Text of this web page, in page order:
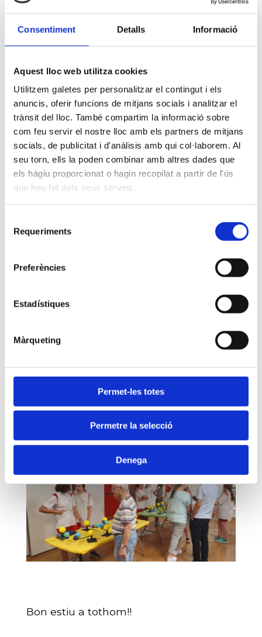
Consentiment Detalls Informació
Aquest lloc web utilitza cookies
Utilitzem galetes per personalitzar el contingut i els
anuncis, oferir funcions de mitjans socials i analitzar el
trànsit del lloc. També compartim la informació sobre
com feu servir el nostre lloc amb els partners de mitjans
socials, de publicitat i d'anàlisis amb qui col·laborem. Al
seu torn, ells la poden combinar amb altres dades que
els hàgiu proporcionat o hagin recopilat a partir de l'ús
que heu fet dels seus serveis.
Requeriments
Preferències
Estadístiques
Màrqueting
Permet-les totes
Permetre la selecció
Denega
Ja veieu, una gran, però, alhora, petita
mostra del que l’alumnat ha treballat
durant tot l’any. Ha estat una estona
estupenda compartida amb les famílies
Bon estiu a tothom!!